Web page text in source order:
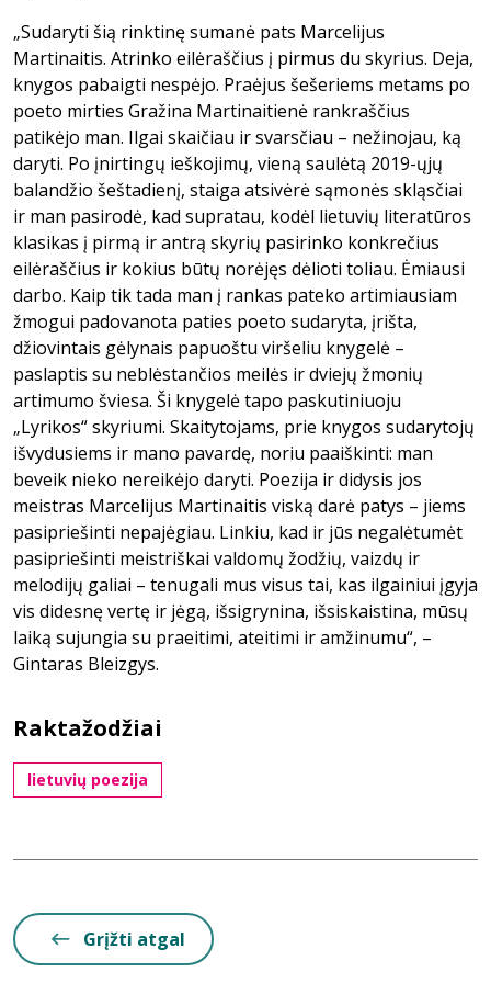
„Sudaryti šią rinktinę sumanė pats Marcelijus
Martinaitis. Atrinko eilėraščius į pirmus du skyrius. Deja,
knygos pabaigti nespėjo. Praėjus šešeriems metams po
poeto mirties Gražina Martinaitienė rankraščius
patikėjo man. Ilgai skaičiau ir svarsčiau – nežinojau, ką
daryti. Po įnirtingų ieškojimų, vieną saulėtą 2019-ųjų
balandžio šeštadienį, staiga atsivėrė sąmonės skląsčiai
ir man pasirodė, kad supratau, kodėl lietuvių literatūros
klasikas į pirmą ir antrą skyrių pasirinko konkrečius
eilėraščius ir kokius būtų norėjęs dėlioti toliau. Ėmiausi
darbo. Kaip tik tada man į rankas pateko artimiausiam
žmogui padovanota paties poeto sudaryta, įrišta,
džiovintais gėlynais papuoštu viršeliu knygelė –
paslaptis su neblėstančios meilės ir dviejų žmonių
artimumo šviesa. Ši knygelė tapo paskutiniuoju
„Lyrikos“ skyriumi. Skaitytojams, prie knygos sudarytojų
išvydusiems ir mano pavardę, noriu paaiškinti: man
beveik nieko nereikėjo daryti. Poezija ir didysis jos
meistras Marcelijus Martinaitis viską darė patys – jiems
pasipriešinti nepajėgiau. Linkiu, kad ir jūs negalėtumėt
pasipriešinti meistriškai valdomų žodžių, vaizdų ir
melodijų galiai – tenugali mus visus tai, kas ilgainiui įgyja
vis didesnę vertę ir jėgą, išsigrynina, išsiskaistina, mūsų
laiką sujungia su praeitimi, ateitimi ir amžinumu“, –
Gintaras Bleizgys.
Raktažodžiai
lietuvių poezija
Grįžti atgal